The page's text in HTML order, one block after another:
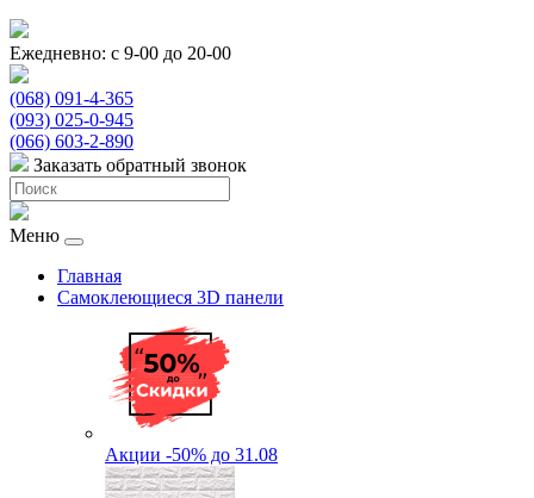
Ежедневно: с 9-00 до 20-00
(068) 091-4-365
(093) 025-0-945
(066) 603-2-890
Заказать обратный звонок
Меню
Главная
Самоклеющиеся 3D панели
Акции -50% до 31.08